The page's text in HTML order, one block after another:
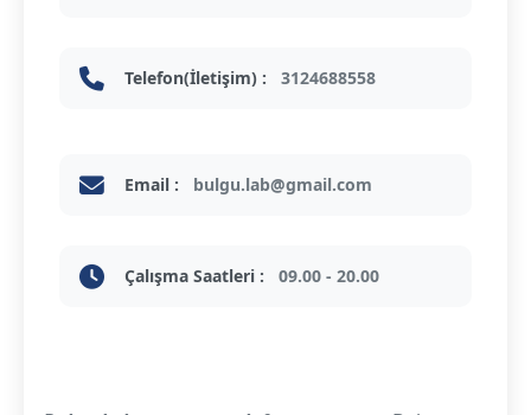
Telefon(İletişim) : 3124688558
Email : bulgu.lab@gmail.com
Çalışma Saatleri : 09.00 - 20.00